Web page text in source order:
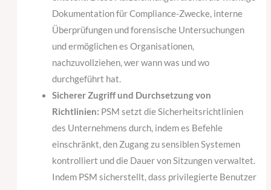
Dokumentation für Compliance-Zwecke, interne
Überprüfungen und forensische Untersuchungen
und ermöglichen es Organisationen,
nachzuvollziehen, wer wann was und wo
durchgeführt hat.
Sicherer Zugriff und Durchsetzung von
Richtlinien: PSM setzt die Sicherheitsrichtlinien
des Unternehmens durch, indem es Befehle
einschränkt, den Zugang zu sensiblen Systemen
kontrolliert und die Dauer von Sitzungen verwaltet.
Indem PSM sicherstellt, dass privilegierte Benutzer